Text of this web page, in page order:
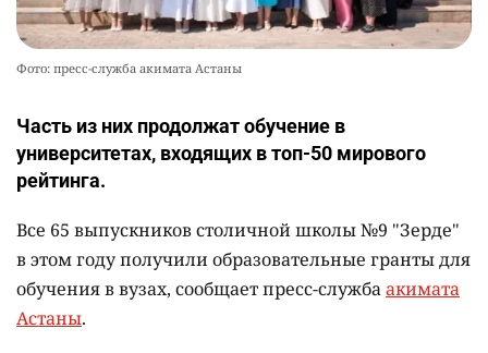
Фото: пресс-служба акимата Астаны
Часть из них продолжат обучение в
университетах, входящих в топ-50 мирового
рейтинга.
Все 65 выпускников столичной школы №9 "Зерде"
в этом году получили образовательные гранты для
обучения в вузах, сообщает пресс-службаакимата
Астаны.